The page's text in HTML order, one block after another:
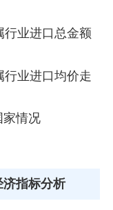
业进口总金额
业进口均价走
家情况
指标分析